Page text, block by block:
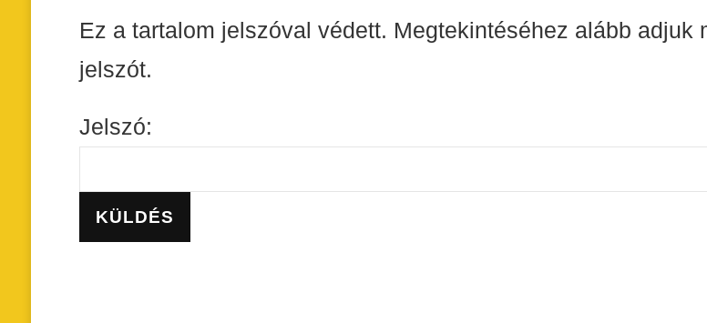
Ez a tartalom jelszóval védett. Megtekintéséhez alább adjuk
jelszót.
Jelszó: